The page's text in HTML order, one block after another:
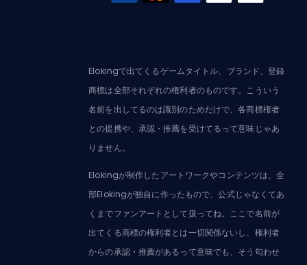
Elokingで出てくるゲームタイトル、ブランド、登録
商標は全部それぞれの権利者のものです。こういう
名前を出してるのは識別のためだけで、各商標権者
との提携や、承認・推薦を受けてるって意味じゃあ
りません。
Elokingが制作したアートワークやコンテンツは、全
部Elokingが独自に作ったもので、公式じゃなくてあ
くまでファンアートとして扱ってね。ここで名前が
出てくる商標の権利者とは一切関係ないし、権利者
からの承認・推薦があるって意味でも、そう匂わせ